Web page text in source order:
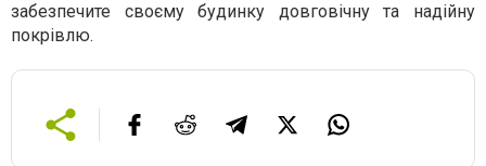
забезпечите своєму будинку довговічну та надійну
покрівлю.